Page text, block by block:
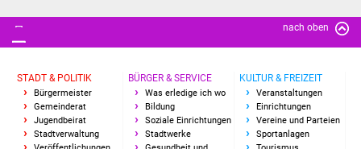
Vereine und Parteien
Selbsteintrag Vereine
Beirat Süßener Vereine
nach oben
STADT & POLITIK
Bürgermeister
Gemeinderat
Jugendbeirat
Stadtverwaltung
BÜRGER & SERVICE
Was erledige ich wo
Bildung
Soziale Einrichtungen
Stadtwerke
KULTUR & FREIZEIT
Veranstaltungen
Einrichtungen
Vereine und Parteien
Sportanlagen